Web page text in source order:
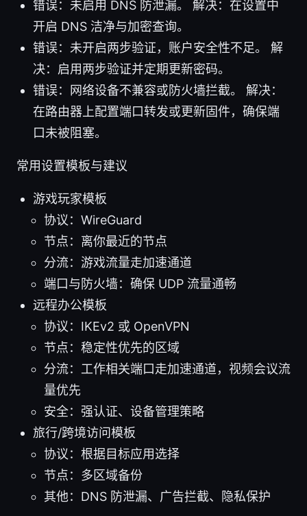
错误：未启用 DNS 防泄漏。 解决：在设置中
开启 DNS 洁净与加密查询。
错误：未开启两步验证，账户安全性不足。 解
决：启用两步验证并定期更新密码。
错误：网络设备不兼容或防火墙拦截。 解决：
在路由器上配置端口转发或更新固件，确保端
口未被阻塞。
常用设置模板与建议
游戏玩家模板
协议：WireGuard
节点：离你最近的节点
分流：游戏流量走加速通道
端口与防火墙：确保 UDP 流量通畅
远程办公模板
协议：IKEv2 或 OpenVPN
节点：稳定性优先的区域
分流：工作相关端口走加速通道，视频会议流
量优先
安全：强认证、设备管理策略
旅行/跨境访问模板
协议：根据目标应用选择
节点：多区域备份
其他：DNS 防泄漏、广告拦截、隐私保护